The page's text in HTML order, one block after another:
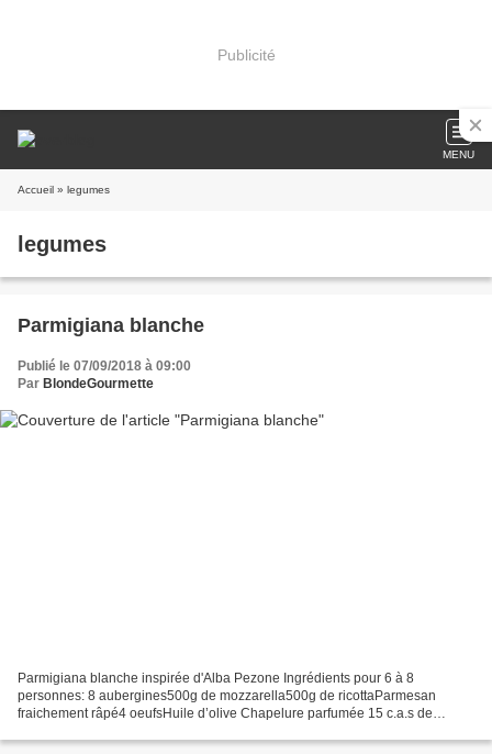
Publicité
MENU
Accueil » legumes
legumes
Parmigiana blanche
Publié le 07/09/2018 à 09:00
Par BlondeGourmette
Parmigiana blanche inspirée d'Alba Pezone Ingrédients pour 6 à 8
personnes: 8 aubergines500g de mozzarella500g de ricottaParmesan
fraichement râpé4 oeufsHuile d’olive Chapelure parfumée 15 c.a.s de